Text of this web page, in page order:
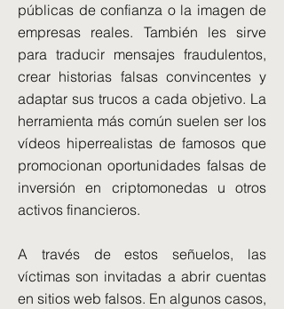
públicas de confianza o la imagen de
empresas reales. También les sirve
para traducir mensajes fraudulentos,
crear historias falsas convincentes y
adaptar sus trucos a cada objetivo. La
herramienta más común suelen ser los
vídeos hiperrealistas de famosos que
promocionan oportunidades falsas de
inversión en criptomonedas u otros
activos financieros.
A través de estos señuelos, las
víctimas son invitadas a abrir cuentas
en sitios web falsos. En algunos casos,